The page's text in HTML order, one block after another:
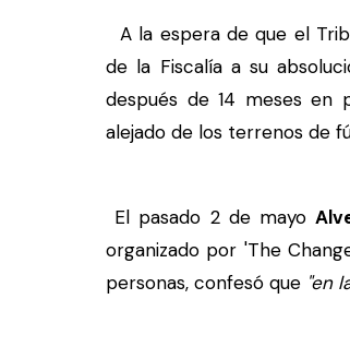
A la espera de que el
de la Fiscalía a su
después de 14 meses en
alejado de los terrenos de
El pasado 2 de mayo
organizado por 'The
personas, confesó que "en